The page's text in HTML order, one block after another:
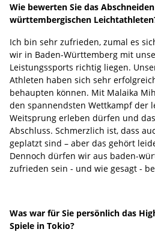
Wie bewerten Sie das
württembergischen
Ich bin sehr zufrieden, zumal es
wir in Baden-Württemberg mit
Leistungssports richtig liegen.
Athleten haben sich sehr
behaupten können. Mit Malaika
den spannendsten Wettkampf der
Weitsprung erleben dürfen und
Abschluss. Schmerzlich ist, dass
geplatzt sind – aber das gehört
Dennoch dürfen wir aus baden-
zufrieden sein - und wie gesagt -
Was war für Sie persönlich das
Spiele in Tokio?